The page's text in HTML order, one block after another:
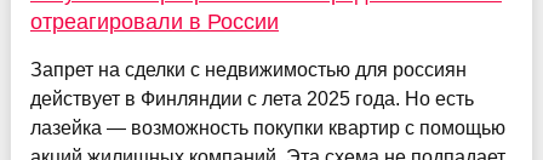
отреагировали в России
Запрет на сделки с недвижимостью для россиян
действует в Финляндии с лета 2025 года. Но есть
лазейка — возможность покупки квартир с помощью